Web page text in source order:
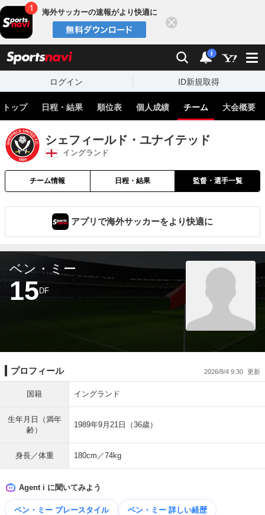
海外サッカーの速報がより快適に
検索 通知
i
ログイン ID新規取得
トップ 日程・結果 順位表 個人成績 チーム 大会概要
シェフィールド・ユナイテッド
イングランド
チーム情報 日程・結果 監督・選手一覧
アプリで海外サッカーをより快適に
ベン・ミー
15 DF
プロフィール 2026/8/4 9:30
国籍 イングランド
生年月日（満年
齢）
1989年9月21日（36歳）
身長／体重 180cm／74kg
Agent i に聞いてみよう
ベン・ミー プレースタイル ベン・ミー 詳しい経歴